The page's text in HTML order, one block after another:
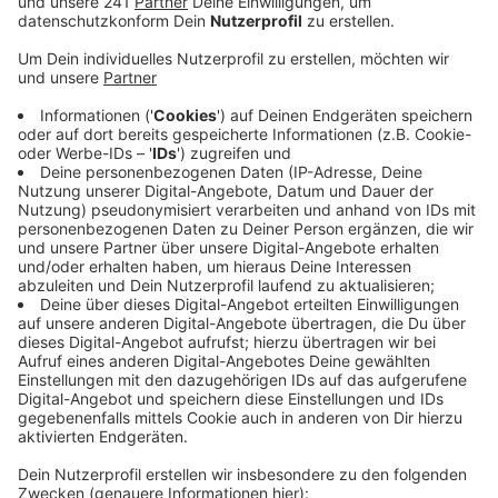
Die Betrüger hatten auch in Lindlar ältere
Menschen angerufen und sie aufgefordert ihren
Schmuck zu übergeben, weil sie angeblich im Visier
von Einbrechern seien. Die Betrüger kamen so an
Schmuck im Wert von 150.000 Euro. Der
Hauptangeklagte muss für zwei Jahre und zwei
Monate ins Gefängnis. Hinzu kam eine Strafe von
zwei Jahren und zehn Monaten, sagte uns eine
Gerichtssprecherin.
Der Mitangeklagte muss wegen Beihilfe zum
Betrug für 13 Monate in Haft. Das Urteil ist noch
nicht rechtskräftig.